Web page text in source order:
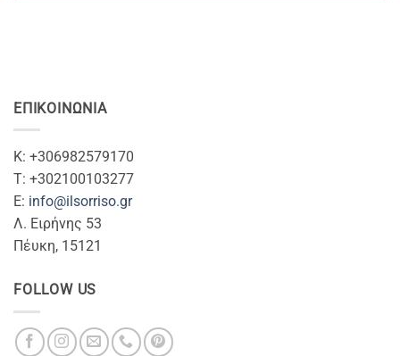
ΕΠΙΚΟΙΝΩΝΊΑ
Κ: +306982579170
T: +302100103277
Ε: info@ilsorriso.gr
Λ. Ειρήνης 53
Πέυκη, 15121
FOLLOW US